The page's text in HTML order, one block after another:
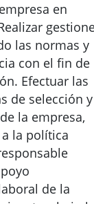
en
las normas y
con el fin de
Efectuar las
de selección y
la empresa,
la política
de la